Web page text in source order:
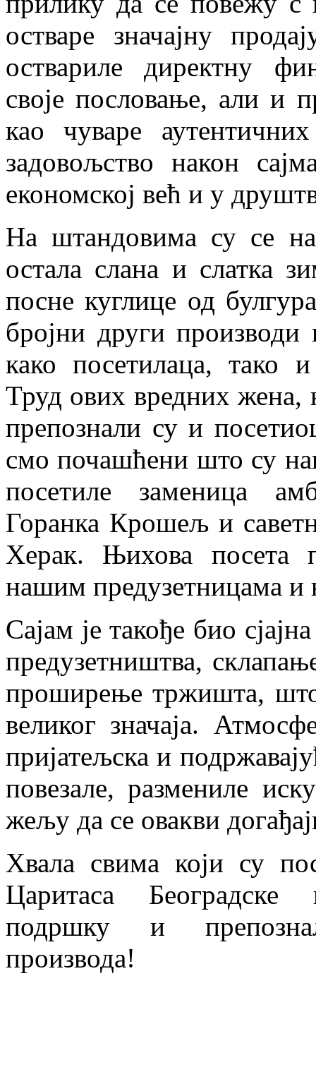
остваре значајну
оствариле директну
своје пословање, али и
као чуваре
задовољство након
економској већ и у
На штандовима су се
остала слана и слатка
посне куглице од
бројни други производи
како посетилаца, тако
Труд ових вредних жена,
препознали су и
смо почашћени што су
посетиле заменица
Горанка Крошељ и
Херак. Њихова посета
нашим предузетницама и
Сајам је такође био
предузетништва,
проширење тржишта,
великог значаја.
пријатељска и
повезале, размениле
жељу да се овакви
Хвала свима који су
Царитаса
подршку и
производа!